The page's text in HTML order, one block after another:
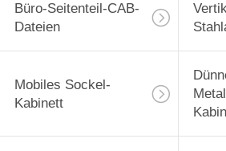
Büro-Seitenteil-CAB-
Dateien
Mobiles Sockel-
Kabinett